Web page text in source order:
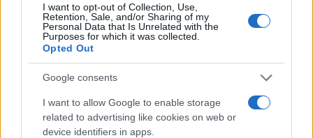
I want to opt-out of Collection, Use,
Retention, Sale, and/or Sharing of my
Personal Data that Is Unrelated with the
Purposes for which it was collected.
Opted Out
Google consents
I want to allow Google to enable storage
related to advertising like cookies on web or
device identifiers in apps.
Υποβολή σχολίου
Πολιτική Απορρήτου&Όροι Χρήσηςτης Google.
Driveit